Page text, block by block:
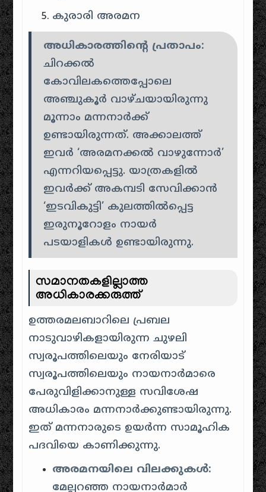
കുരാരി അരമന
അധികാരത്തിന്റെ പ്രതാപം:
ചിറക്കൽ
കോവിലകത്തെപ്പോലെ
അഞ്ചുകൂർ വാഴ്ചയായിരുന്നു
മൂന്നാം മന്നനാർക്ക്
ഉണ്ടായിരുന്നത്. അക്കാലത്ത്
ഇവർ ‘അരമനക്കൽ വാഴുന്നോർ’
എന്നറിയപ്പെട്ടു. യാത്രകളിൽ
ഇവർക്ക് അകമ്പടി സേവിക്കാൻ
‘ഇടവികുട്ടി’ കുലത്തിൽപ്പെട്ട
ഇരുനൂറോളം നായർ
പടയാളികൾ ഉണ്ടായിരുന്നു.
സമാനതകളില്ലാത്ത
അധികാരക്കരുത്ത്
ഉത്തരമലബാറിലെ പ്രബല
നാടുവാഴികളായിരുന്ന ചുഴലി
സ്വരൂപത്തിലെയും നേരിയാട്
സ്വരൂപത്തിലെയും നായനാർമാരെ
പേരുവിളിക്കാനുള്ള സവിശേഷ
അധികാരം മന്നനാർക്കുണ്ടായിരുന്നു.
ഇത് മന്നനാരുടെ ഉയർന്ന സാമൂഹിക
പദവിയെ കാണിക്കുന്നു.
അരമനയിലെ വിലക്കുകൾ:
മേല്പറഞ്ഞ നായനാർമാർ